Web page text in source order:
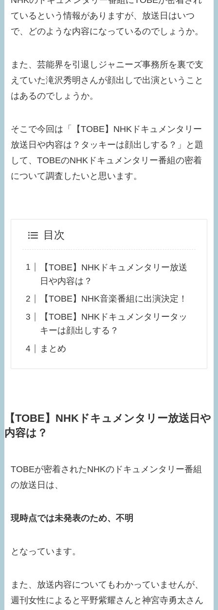
ているという情報がありますが、放送日はいつ
で、どのような内容になっているのでしょうか。
また、芸能界を引退しジャニーズ事務所を裏で支
えていた滝沢秀明さんが顔出しで出演ということ
はあるのでしょうか。
そこで今回は「【TOBE】NHKドキュメンタリー
放送日や内容は？タッキーは顔出しする？」と題
して、TOBEのNHKドキュメンタリー番組の密着
について調査したいと思います。
目次
【TOBE】NHKドキュメンタリー放送
日や内容は？
【TOBE】NHK音楽番組に出演決定！
【TOBE】NHKドキュメンタリータッ
キーは顔出しする？
まとめ
【TOBE】NHKドキュメンタリー放送日や
内容は？
TOBEが密着されたNHKのドキュメンタリー番組
の放送日は、
現時点では未発表のため、不明
となっています。
また、放送内容についてもわかっていませんが、
週刊女性によると平野紫耀さんと神宮寺勇太さん